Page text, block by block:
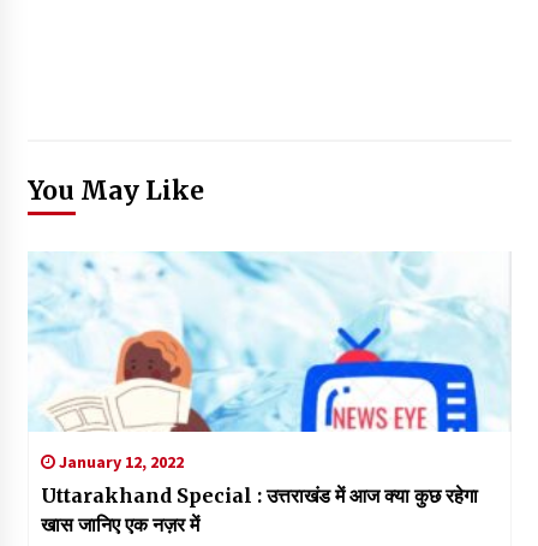
You May Like
January 12, 2022
Uttarakhand Special : उत्तराखंड में आज क्या कुछ रहेगा
खास जानिए एक नज़र में